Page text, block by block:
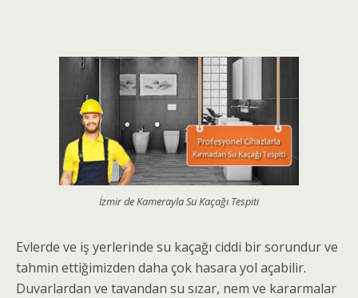
İzmir de Kamerayla Su Kaçağı Tespiti
Evlerde ve iş yerlerinde su kaçağı ciddi bir sorundur ve
tahmin ettiğimizden daha çok hasara yol açabilir.
Duvarlardan ve tavandan su sızar, nem ve kararmalar